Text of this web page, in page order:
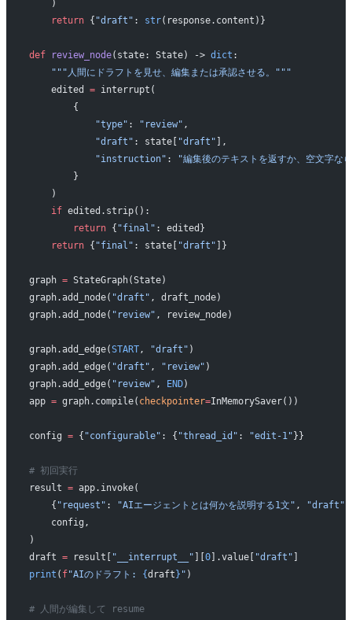
    )
    return
{ "draft" : str(response.content)}
def review_node(state: State) -> dict :
    """人間にドラフトを見せ、編集または承認させる。"""
    edited
= interrupt(
        {
            "type"
: "review" ,
            "draft"
: state[ "draft" ],
            "instruction"
:
"編集後のテキストを返すか、空文字な
        }
    )
    if
edited.strip():
        return
{ "final" : edited}
    return
{ "final" : state[ "draft" ]}
graph = StateGraph(State)
graph.add_node( "draft" , draft_node)
graph.add_node( "review" , review_node)
graph.add_edge(START, "draft" )
graph.add_edge( "draft" , "review" )
graph.add_edge( "review" , END)
app = graph.compile( checkpointer=InMemorySaver())
config = { "configurable" : { "thread_id" : "edit-1" }}
# 初回実行
result = app.invoke(
    {
"request" : "AIエージェントとは何かを説明する1文" , "draft"
    config,
)
draft = result[ "__interrupt__" 0].value[ "draft"
print ( f"AIのドラフト: {draft } " )
# 人間が編集して resume